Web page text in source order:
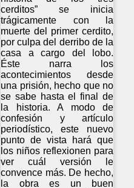
cerditos” se inicia
trágicamente con la
muerte del primer cerdito,
por culpa del derribo de la
casa a cargo del lobo.
Éste narra los
acontecimientos desde
una prisión, hecho que no
se sabe hasta el final de
la historia. A modo de
confesión y artículo
periodístico, este nuevo
punto de vista hará que
los niños reflexionen para
ver cuál versión le
convence más. De hecho,
la obra es un buen